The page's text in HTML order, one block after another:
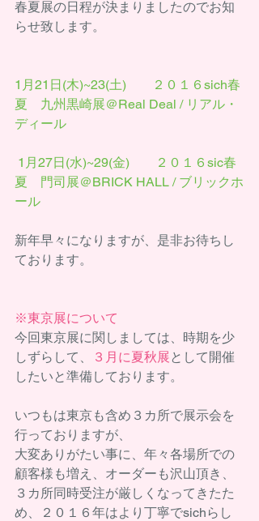
春夏展の日程が決まりましたのでお知
らせ致します。
1月21日(木)~23(土)　　２０１６sich春
夏　九州黒崎展＠Real Deal / リアル・
ディール
夏　門司展＠BRICK HALL / ブリックホ
ール
新年早々になりますが、是非お待ちし
ております。
※東京展について
今回東京展に関しましては、時期を少
しずらして、
３月に夏秋展 として開催
したいと準備しております。
いつもは東京も含め３カ所で展示会を
行っておりますが、
大変ありがたい事に、年々各場所での
顧客様も増え、オーダーも沢山頂き、
３カ所同時受注が厳しくなってきたた
め、２０１６年はより丁寧でsichらし